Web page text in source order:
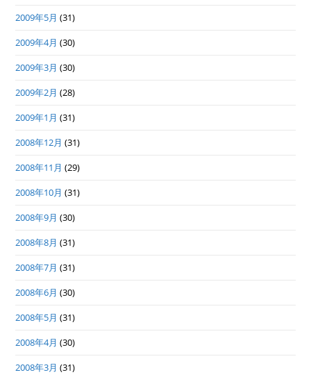
2009年5月 (31)
2009年4月 (30)
2009年3月 (30)
2009年2月 (28)
2009年1月 (31)
2008年12月 (31)
2008年11月 (29)
2008年10月 (31)
2008年9月 (30)
2008年8月 (31)
2008年7月 (31)
2008年6月 (30)
2008年5月 (31)
2008年4月 (30)
2008年3月 (31)